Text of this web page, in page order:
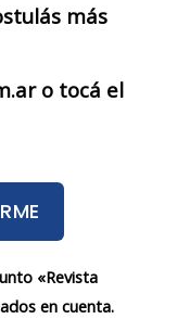
más
o tocá el
«Revista
en cuenta.